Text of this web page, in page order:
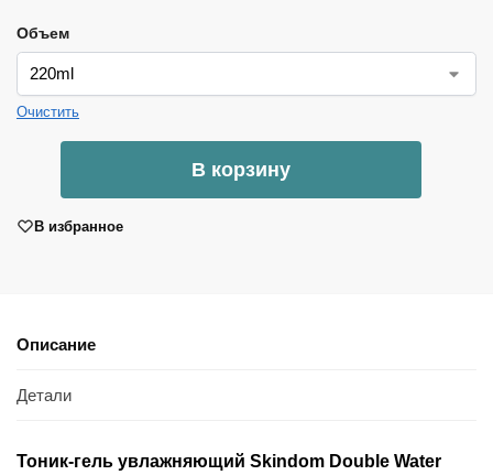
Объем
Очистить
В корзину
В избранное
Описание
Детали
Тоник-гель увлажняющий Skindom Double Water